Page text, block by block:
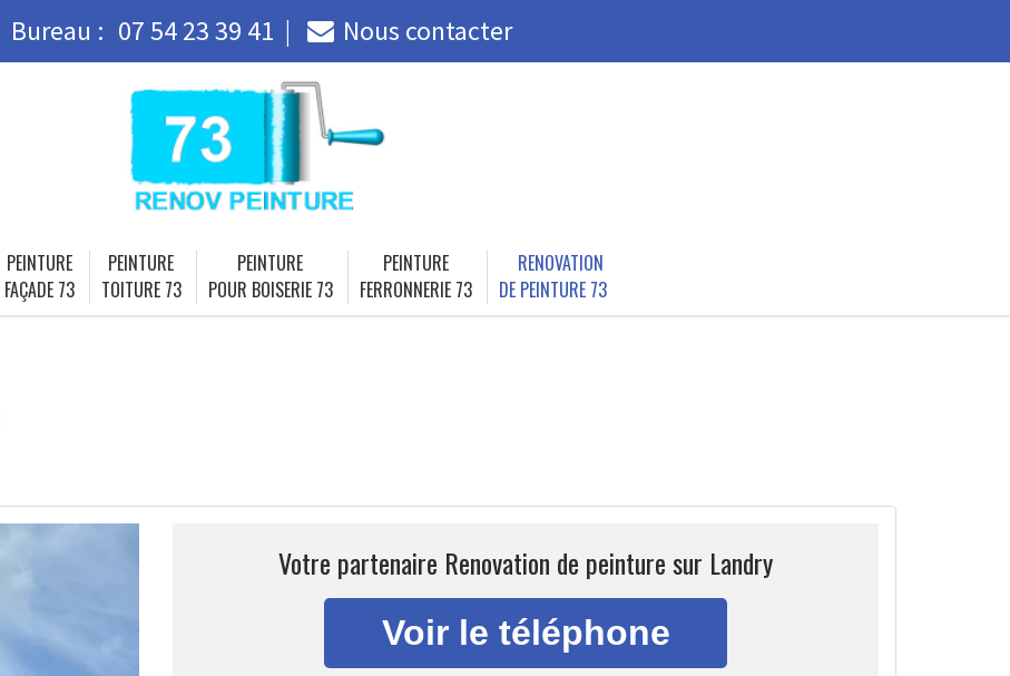
Bureau : 07 54 23 39 41 Nous contacter
PEINTURE
FAÇADE 73
PEINTURE
TOITURE 73
PEINTURE
POUR BOISERIE 73
PEINTURE
FERRONNERIE 73
RENOVATION
DE PEINTURE 73
Votre partenaire Renovation de peinture sur Landry